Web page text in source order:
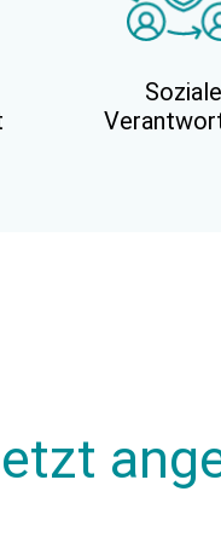
Soziale